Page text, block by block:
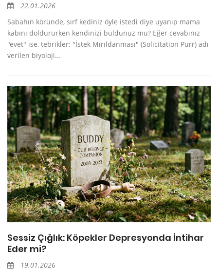
22.01.2026
Sabahın köründe, sırf kediniz öyle istedi diye uyanıp mama
kabını doldururken kendinizi buldunuz mu? Eğer cevabınız
"evet" ise, tebrikler; "İstek Mırıldanması" (Solicitation Purr) adı
verilen biyoloji...
Sessiz Çığlık: Köpekler Depresyonda İntihar
Eder mi?
19.01.2026